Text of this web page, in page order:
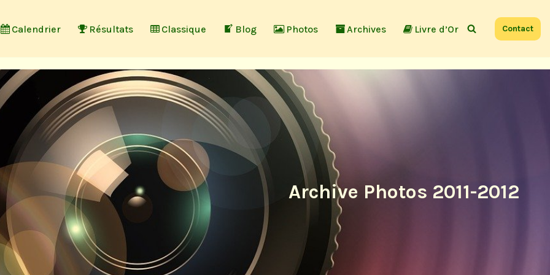
Calendrier Résultats Classique Blog Photos Archives Livre d’Or Contact
Archive Photos 2011-2012